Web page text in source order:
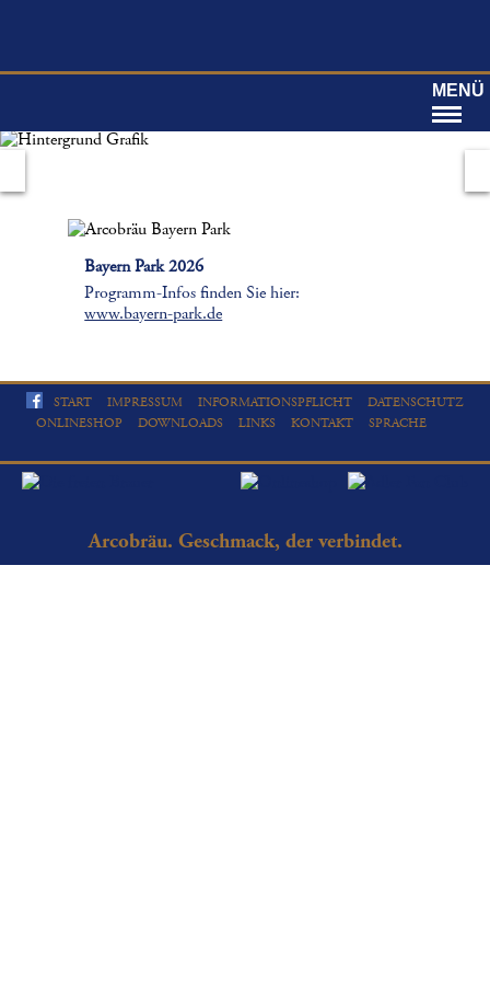
MENÜ
Arcobräu Bayern Park
Bayern Park 2026
Programm-Infos finden Sie hier:
www.bayern-park.de
START IMPRESSUM INFORMATIONSPFLICHT
DATENSCHUTZ
ONLINESHOP
DOWNLOADS LINKS KONTAKT SPRACHE
Arcobräu. Geschmack, der verbindet.